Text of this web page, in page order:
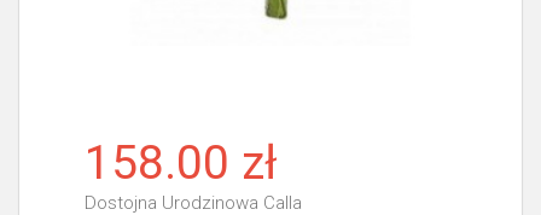
158.00 zł
Dostojna Urodzinowa Calla